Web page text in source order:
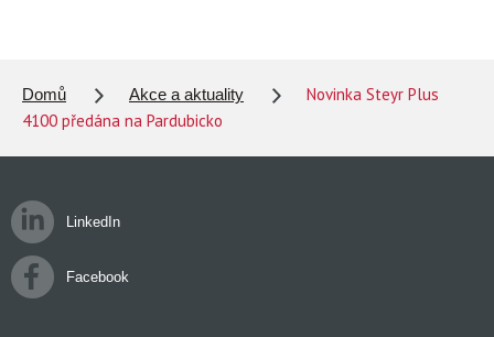
Domů Akce a aktuality
Novinka Steyr Plus
4100 předána na Pardubicko
LinkedIn
Facebook